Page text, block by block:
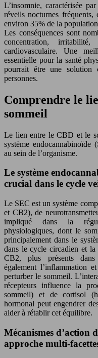
L’insomnie, caractérisée
réveils nocturnes
environ 35% de la
Les conséquences sont
concentration,
cardiovasculaire. Une
essentielle pour la santé
pourrait être une solution
personnes.
Comprendre le
sommeil
Le lien entre le CBD et le
système endocannabinoïde
au sein de l’organisme.
Le système
crucial dans le cycle
Le SEC est un système
et CB2), de
impliqué dans la
physiologiques, dont le
principalement dans le
dans le cycle circadien et
CB2, plus présents
également l’inflammation
perturber le sommeil.
récepteurs influence la
sommeil) et de cortisol
hormonal peut engendrer
aider à rétablir cet équilibre.
Mécanismes d’action
approche multi-